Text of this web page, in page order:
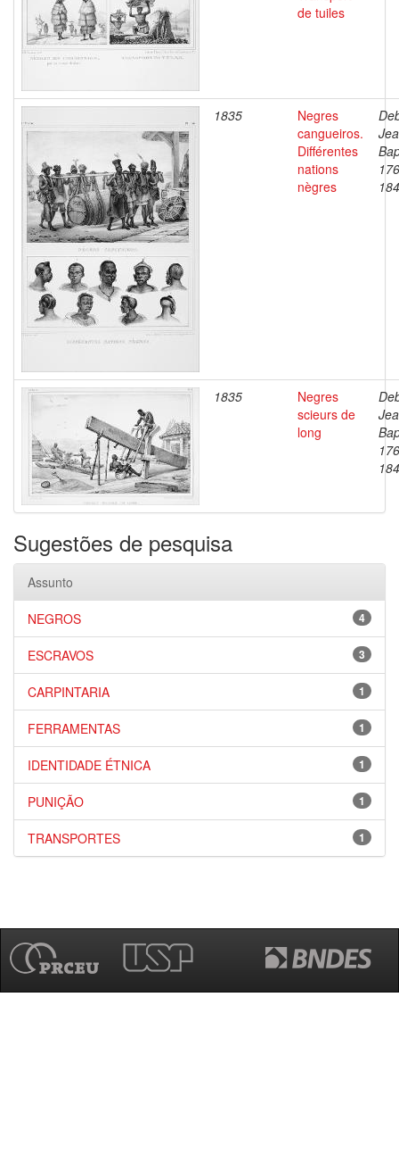
de tuiles
1835
Negres
cangueiros.
Différentes
nations
nègres
1835
Negres
scieurs de
long
Sugestões de pesquisa
Assunto
4
NEGROS
3
ESCRAVOS
1
CARPINTARIA
1
FERRAMENTAS
1
IDENTIDADE ÉTNICA
1
PUNIÇÃO
1
TRANSPORTES